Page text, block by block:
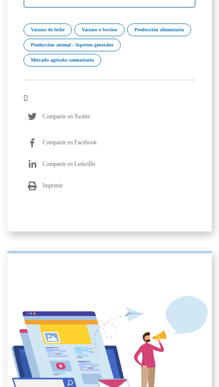
Vacuno de leche Vacuno o bovino Producción alimentaria
Producción animal - Aspectos generales
Mercado agrícola comunitario
Compartir en Twitter
Compartir en Facebook
Compartir en LinkedIn
Imprimir